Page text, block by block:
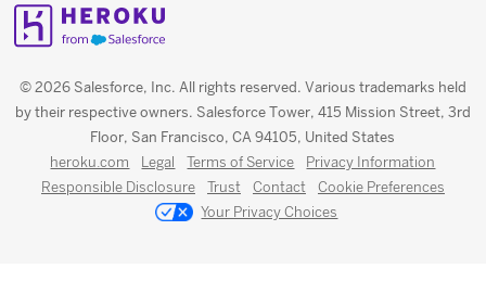
© 2026 Salesforce, Inc. All rights reserved. Various trademarks held
by their respective owners. Salesforce Tower, 415 Mission Street, 3rd
Floor, San Francisco, CA 94105, United States
heroku.com Legal Terms of Service
Privacy Information
Responsible Disclosure
Trust Contact
Cookie Preferences
Your Privacy Choices